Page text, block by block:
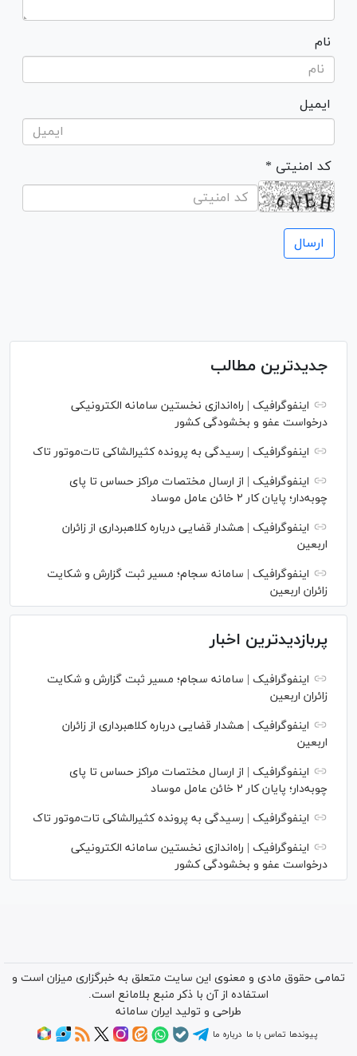
نام
ایمیل
* کد امنیتی
جدیدترین مطالب
اینفوگرافیک | راه‌اندازی نخستین سامانه الکترونیکی
درخواست عفو و بخشودگی کشور
اینفوگرافیک | رسیدگی به پرونده کثیرالشاکی تات‌موتور تاک
اینفوگرافیک | از ارسال مختصات مراکز حساس تا پای
چوبه‌دار؛ پایان کار ۲ خائن عامل موساد
اینفوگرافیک | هشدار قضایی درباره کلاهبرداری از زائران
اربعین
اینفوگرافیک | سامانه سجام؛ مسیر ثبت گزارش و شکایت
زائران اربعین
پربازدیدترین اخبار
اینفوگرافیک | سامانه سجام؛ مسیر ثبت گزارش و شکایت
زائران اربعین
اینفوگرافیک | هشدار قضایی درباره کلاهبرداری از زائران
اربعین
اینفوگرافیک | از ارسال مختصات مراکز حساس تا پای
چوبه‌دار؛ پایان کار ۲ خائن عامل موساد
اینفوگرافیک | رسیدگی به پرونده کثیرالشاکی تات‌موتور تاک
اینفوگرافیک | راه‌اندازی نخستین سامانه الکترونیکی
درخواست عفو و بخشودگی کشور
تمامی حقوق مادی و معنوی این سایت متعلق به خبرگزاری میزان است و
استفاده از آن با ذکر منبع بلامانع است.
طراحی و تولید ایران سامانه
پیوندها تماس با ما درباره ما